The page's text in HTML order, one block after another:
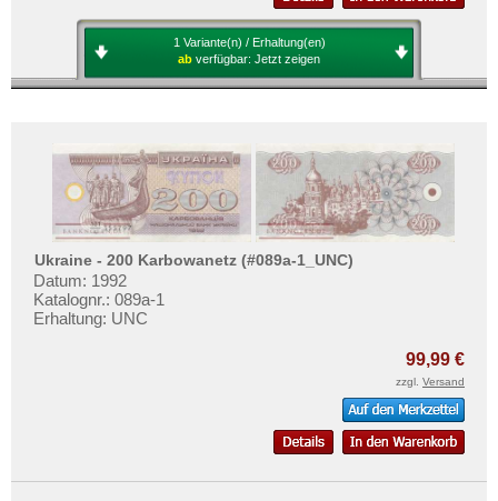
1 Variante(n) / Erhaltung(en)
ab verfügbar: Jetzt zeigen
Ukraine - 200 Karbowanetz (#089a-1_UNC)
Datum: 1992
Katalognr.: 089a-1
Erhaltung: UNC
99,99 €
zzgl. Versand